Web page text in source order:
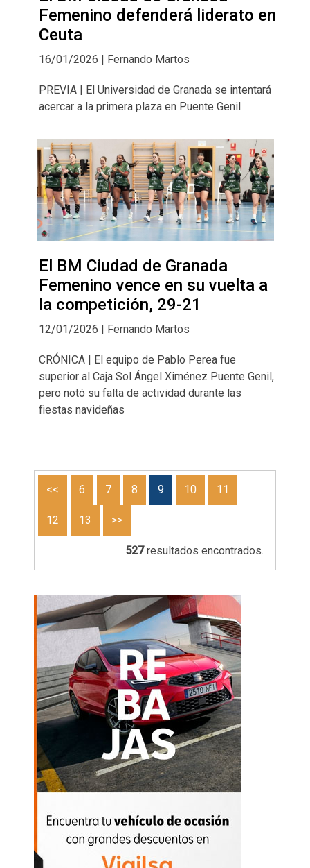
Femenino defenderá liderato en
Ceuta
16/01/2026 | Fernando Martos
PREVIA | El Universidad de Granada se intentará
acercar a la primera plaza en Puente Genil
El BM Ciudad de Granada
Femenino vence en su vuelta a
la competición, 29-21
12/01/2026 | Fernando Martos
CRÓNICA | El equipo de Pablo Perea fue
superior al Caja Sol Ángel Ximénez Puente Genil,
pero notó su falta de actividad durante las
fiestas navideñas
<< 6 7 8 9 10 11
12 13 >>
527resultados encontrados.